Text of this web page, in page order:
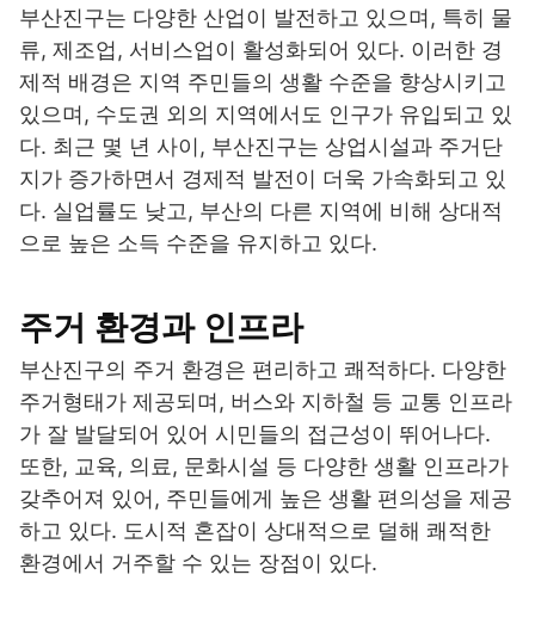
부산진구는 다양한 산업이 발전하고 있으며, 특히 물
류, 제조업, 서비스업이 활성화되어 있다. 이러한 경
제적 배경은 지역 주민들의 생활 수준을 향상시키고
있으며, 수도권 외의 지역에서도 인구가 유입되고 있
다. 최근 몇 년 사이, 부산진구는 상업시설과 주거단
지가 증가하면서 경제적 발전이 더욱 가속화되고 있
다. 실업률도 낮고, 부산의 다른 지역에 비해 상대적
으로 높은 소득 수준을 유지하고 있다.
주거 환경과 인프라
부산진구의 주거 환경은 편리하고 쾌적하다. 다양한
주거형태가 제공되며, 버스와 지하철 등 교통 인프라
가 잘 발달되어 있어 시민들의 접근성이 뛰어나다.
또한, 교육, 의료, 문화시설 등 다양한 생활 인프라가
갖추어져 있어, 주민들에게 높은 생활 편의성을 제공
하고 있다. 도시적 혼잡이 상대적으로 덜해 쾌적한
환경에서 거주할 수 있는 장점이 있다.